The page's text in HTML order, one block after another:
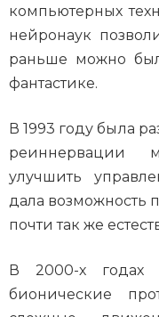
компьютерных
нейронаук
раньше можно
фантастике.
В 1993 году была
реиннервации
улучшить
дала возможность
почти так же
В 2000-х годах
бионические